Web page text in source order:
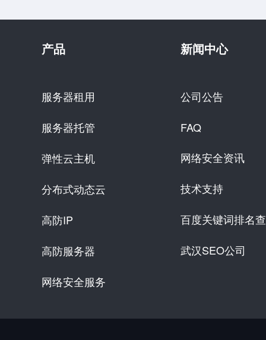
产品
服务器租用
服务器托管
弹性云主机
分布式动态云
高防IP
高防服务器
网络安全服务
新闻中心
公司公告
FAQ
网络安全资讯
技术支持
百度关键词排名
武汉SEO公司